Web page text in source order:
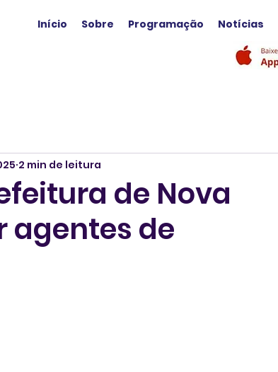
Início Sobre Programação Notícias
de Nova
agentes de
2 min de leitura